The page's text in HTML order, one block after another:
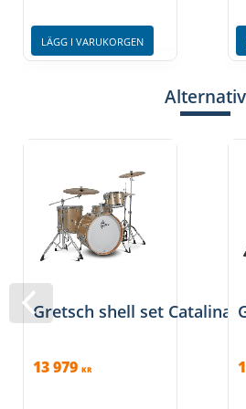
LÄGG I VARUKORGEN
Alternativ
Gretsch shell set Catalina
13 979 KR